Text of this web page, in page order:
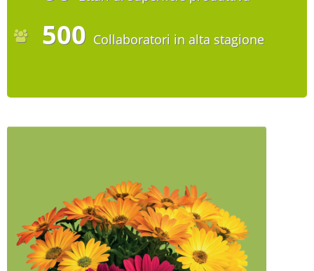
500 Collaboratori in alta stagione